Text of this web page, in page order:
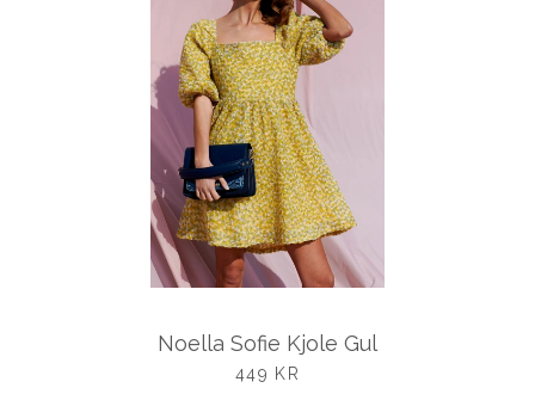
Noella Sofie Kjole Gul
UDSALGSPRIS
449 KR